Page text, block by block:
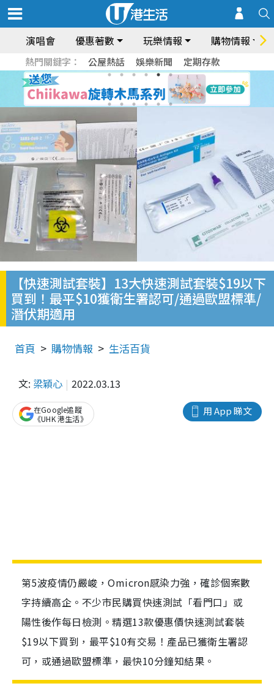
演唱會 優惠著數 玩樂情報 購物情報
熱門關鍵字： 公屋熱話 娛樂新聞 定期存款
【快速測試套裝】13大快速測試套裝$19以下
買到！最平$10獲衛生署認可/通過歐盟標準/
潛伏期適用
首頁 購物情報 生活百貨
文: 梁穎心 2022.03.13
用 App 睇文
在Google追蹤
《UHK 港生活》
第5波疫情仍嚴峻，Omicron感染力強，確診個案數
字持續高企。不少市民購買快速測試「看門口」或
陽性後作每日檢測。精選13款優惠價快速測試套裝
$19以下買到，最平$10有交易！產品已獲衛生署認
可，或通過歐盟標準，最快10分鐘知結果。